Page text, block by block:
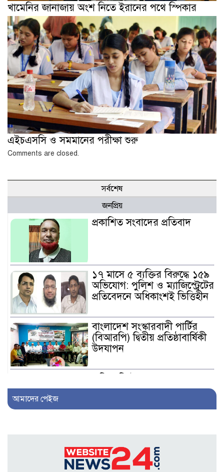
খামেনির জানাজায় অংশ নিতে ইরানের পথে স্পিকার
এইচএসসি ও সমমানের পরীক্ষা শুরু
Comments are closed.
সর্বশেষ
জনপ্রিয়
প্রকাশিত সংবাদের প্রতিবাদ
১৭ মাসে ৫ ব্যক্তির বিরুদ্ধে ১৫৯
অভিযোগ: পুলিশ ও ম্যাজিস্ট্রেটের
প্রতিবেদনে অধিকাংশই ভিত্তিহীন
বাংলাদেশ সংস্কারবাদী পার্টির
(বিআরপি) দ্বিতীয় প্রতিষ্ঠাবার্ষিকী
উদযাপন
ঘোষণার দাবি, আলোচনায়
সম্পাদককে!
আমাদের পেইজ